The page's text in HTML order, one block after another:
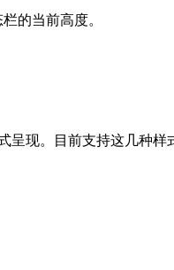
的当前高度。
呈现。目前支持这几种